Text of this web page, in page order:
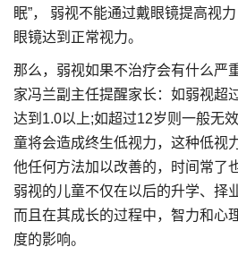
眠”， 弱视不能通过戴眼镜提高视
眼镜达到正常视力。
那么，弱视如果不治疗会有什么严
家冯兰副主任提醒家长：如弱视超
达到1.0以上;如超过12岁则一般无
童将会造成终生低视力，这种低视
他任何方法加以改善的，时间常了
弱视的儿童不仅在以后的升学、择
而且在其成长的过程中，智力和心
度的影响。